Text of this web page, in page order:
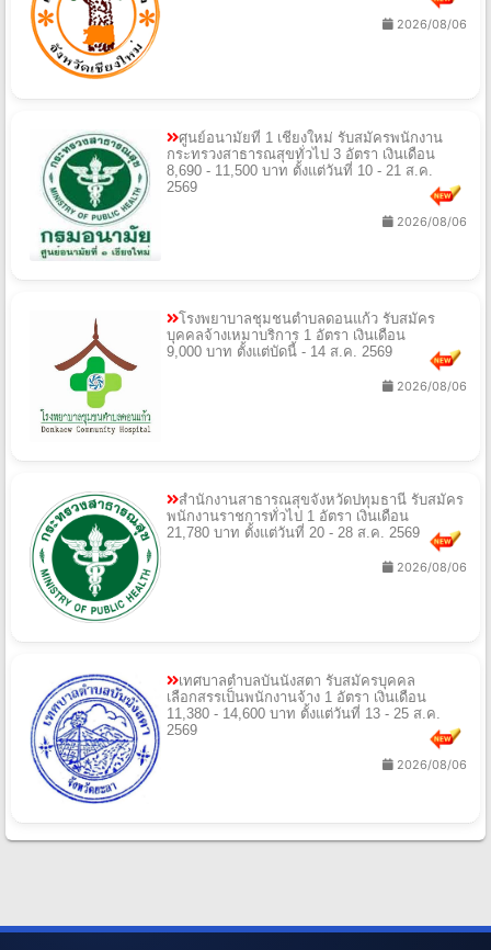
2026/08/06
ศูนย์อนามัยที่ 1 เชียงใหม่ รับสมัครพนักงาน
กระทรวงสาธารณสุขทั่วไป 3 อัตรา เงินเดือน
8,690 - 11,500 บาท ตั้งแต่วันที่ 10 - 21 ส.ค.
2569
2026/08/06
โรงพยาบาลชุมชนตำบลดอนแก้ว รับสมัคร
บุคคลจ้างเหมาบริการ 1 อัตรา เงินเดือน
9,000 บาท ตั้งแต่บัดนี้ - 14 ส.ค. 2569
2026/08/06
สํานักงานสาธารณสุขจังหวัดปทุมธานี รับสมัคร
พนักงานราชการทั่วไป 1 อัตรา เงินเดือน
21,780 บาท ตั้งแต่วันที่ 20 - 28 ส.ค. 2569
2026/08/06
เทศบาลตําบลบันนังสตา รับสมัครบุคคล
เลือกสรรเป็นพนักงานจ้าง 1 อัตรา เงินเดือน
11,380 - 14,600 บาท ตั้งแต่วันที่ 13 - 25 ส.ค.
2569
2026/08/06